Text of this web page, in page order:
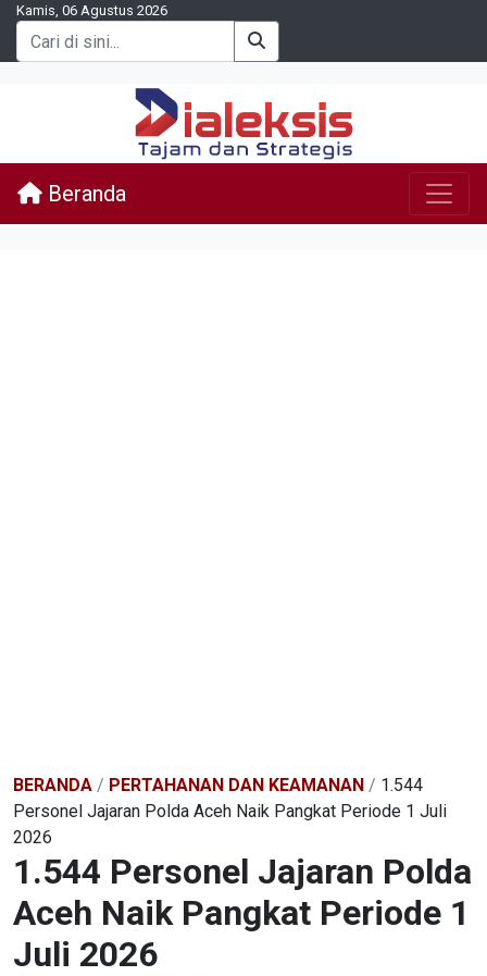
Kamis, 06 Agustus 2026
Beranda
BERANDA / PERTAHANAN DAN KEAMANAN / 1.544
Personel Jajaran Polda Aceh Naik Pangkat Periode 1 Juli
2026
1.544 Personel Jajaran Polda
Aceh Naik Pangkat Periode 1
Juli 2026